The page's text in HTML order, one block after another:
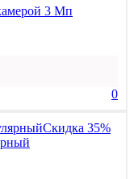
3 Мп
0
Скидка 35%